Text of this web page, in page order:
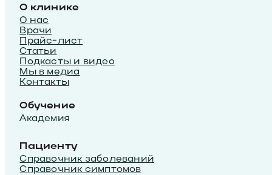
О клинике
О нас
Врачи
Прайс-лист
Статьи
Подкасты и видео
Мы в медиа
Контакты
Обучение
Академия
Пациенту
Справочник заболеваний
Справочник симптомов